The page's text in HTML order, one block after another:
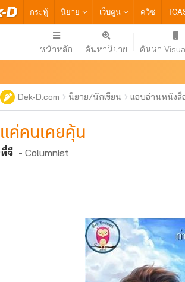
กระทู้ นิยาย เว็บตูน ควิซ
หน้าหลัก ค้นหานิยาย ค้นหา
Dek-D.com นิยาย/นักเขียน แอบอ่านหนังสื
แค่คนเคยคุ้น
พี่จี - Columnist